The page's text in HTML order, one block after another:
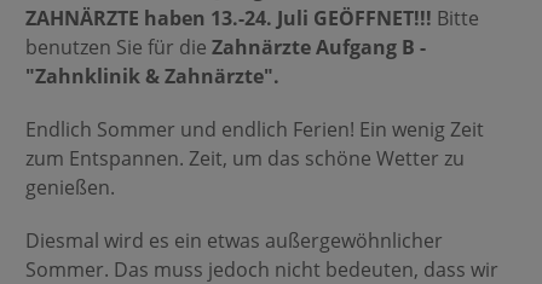
ZAHNÄRZTE haben 13.-24. Juli GEÖFFNET!!! Bitte
benutzen Sie für die Zahnärzte Aufgang B -
"Zahnklinik & Zahnärzte".
Endlich Sommer und endlich Ferien! Ein wenig Zeit
zum Entspannen. Zeit, um das schöne Wetter zu
genießen.
Diesmal wird es ein etwas außergewöhnlicher
Sommer. Das muss jedoch nicht bedeuten, dass wir